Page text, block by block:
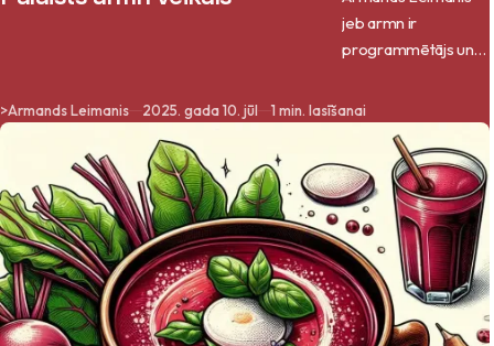
jeb armn ir
programmētājs un
palaidis savu
interneta veikalu.
>Armands Leimanis 2025. gada 10. jūl 1 min. lasīšanai